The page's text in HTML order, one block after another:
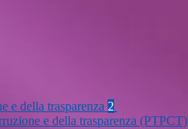
e della trasparenza 2
e della trasparenza (PTPCT)